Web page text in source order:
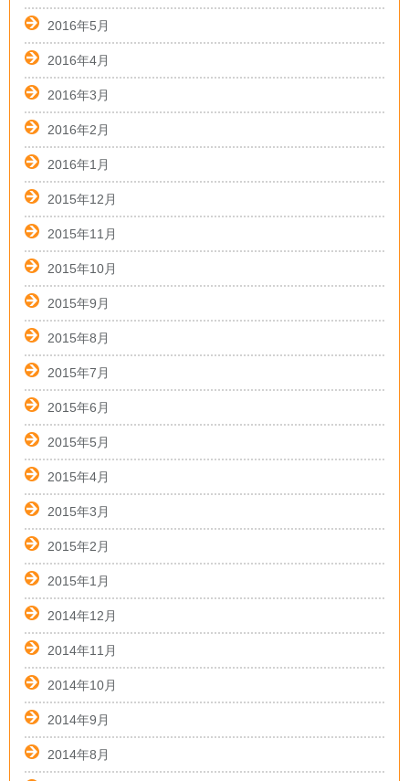
2016年5月
2016年4月
2016年3月
2016年2月
2016年1月
2015年12月
2015年11月
2015年10月
2015年9月
2015年8月
2015年7月
2015年6月
2015年5月
2015年4月
2015年3月
2015年2月
2015年1月
2014年12月
2014年11月
2014年10月
2014年9月
2014年8月